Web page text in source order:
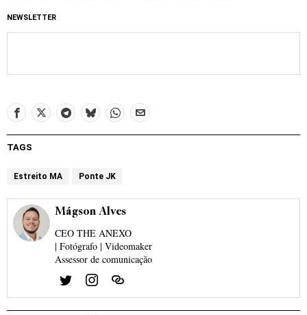
NEWSLETTER
TAGS
Estreito MA Ponte JK
Mágson Alves
CEO THE ANEXO
| Fotógrafo | Videomaker
Assessor de comunicação